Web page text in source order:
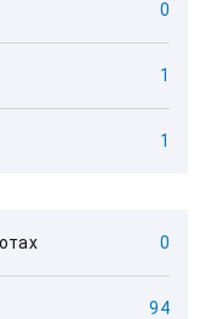
0
1
1
0
94